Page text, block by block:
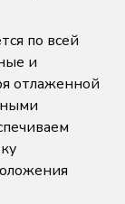
по всей
и
отлаженной